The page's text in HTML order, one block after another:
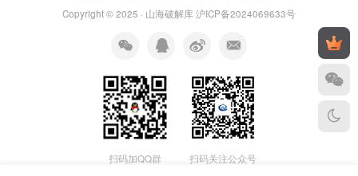
Copyright © 2025 · 山海破解库沪ICP备2024069633号
扫码加QQ群 扫码关注公众号